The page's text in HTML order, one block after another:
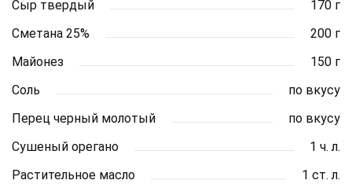
Сыр твердый
170 г
Сметана 25%
200 г
Майонез
150 г
Соль
по вкусу
Перец черный молотый
по вкусу
Сушеный орегано
1 ч. л.
Растительное масло
1 ст. л.